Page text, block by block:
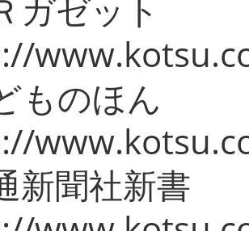
ガゼット
ものほん
新聞社新書